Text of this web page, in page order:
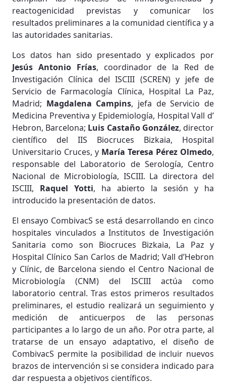
reactogenicidad previstas y comunicar los
resultados preliminares a la comunidad científica y a
las autoridades sanitarias.
Los datos han sido presentado y explicados por
Jesús Antonio Frías, coordinador de la Red de
Investigación Clínica del ISCIII (SCREN) y jefe de
Servicio de Farmacología Clínica, Hospital La Paz,
Madrid; Magdalena Campins, jefa de Servicio de
Medicina Preventiva y Epidemiología, Hospital Vall d’
Hebron, Barcelona; Luis Castaño González, director
científico del IIS Biocruces Bizkaia, Hospital
Universitario Cruces, y María Teresa Pérez Olmedo,
responsable del Laboratorio de Serología, Centro
Nacional de Microbiología, ISCIII. La directora del
ISCIII, Raquel Yotti, ha abierto la sesión y ha
introducido la presentación de datos.
El ensayo CombivacS se está desarrollando en cinco
hospitales vinculados a Institutos de Investigación
Sanitaria como son Biocruces Bizkaia, La Paz y
Hospital Clínico San Carlos de Madrid; Vall d’Hebron
y Clínic, de Barcelona siendo el Centro Nacional de
Microbiología (CNM) del ISCIII actúa como
laboratorio central. Tras estos primeros resultados
preliminares, el estudio realizará un seguimiento y
medición de anticuerpos de las personas
participantes a lo largo de un año. Por otra parte, al
tratarse de un ensayo adaptativo, el diseño de
CombivacS permite la posibilidad de incluir nuevos
brazos de intervención si se considera indicado para
dar respuesta a objetivos científicos.